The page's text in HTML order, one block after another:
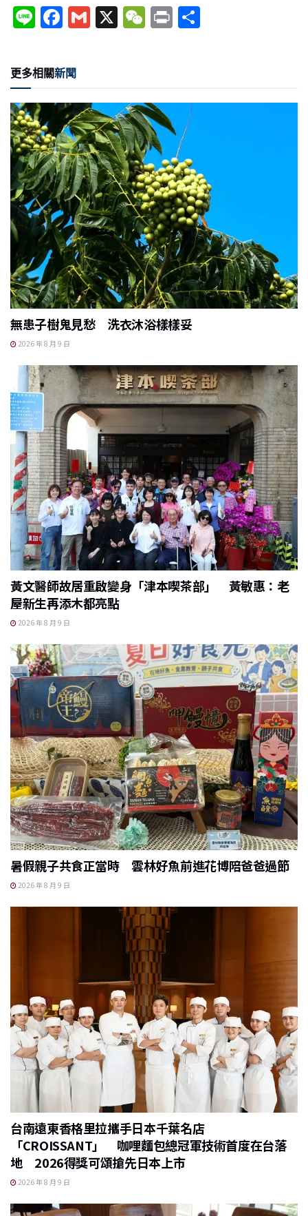
Li
n
e
F
a
c
e
b
o
o
k
G
m
X W
e
at
P
ri
更多相關新聞
無患子樹鬼見愁 洗衣沐浴樣樣妥
2026 年 8 月 9 日
黃文醫師故居重啟變身「津本喫茶部」 黃敏惠：老
屋新生再添木都亮點
2026 年 8 月 9 日
暑假親子共食正當時 雲林好魚前進花博陪爸爸過節
2026 年 8 月 9 日
台南遠東香格里拉攜手日本千葉名店
「CROISSANT」 咖哩麵包總冠軍技術首度在台落
地 2026得獎可頌搶先日本上市
2026 年 8 月 9 日